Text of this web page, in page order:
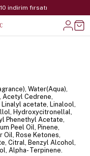
indirim fırsatı
Water(Aqua),
Acetyl Cedrene,
acetate, Linalool,
Hydroxycitronellal,
Phenethyl Acetate,
Peel Oil, Pinene,
Oil, Rose Ketones,
Citral, Benzyl Alcohol,
Alpha- Terpinene.